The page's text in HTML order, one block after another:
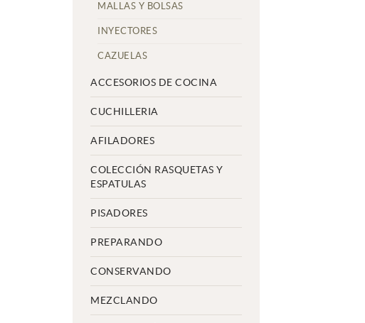
MALLAS Y BOLSAS
INYECTORES
CAZUELAS
ACCESORIOS DE COCINA
CUCHILLERIA
AFILADORES
COLECCIÓN RASQUETAS Y
ESPATULAS
PISADORES
PREPARANDO
CONSERVANDO
MEZCLANDO